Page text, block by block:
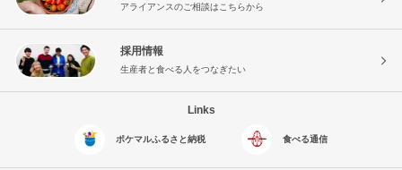
アライアンスのご相談はこちらから
採用情報
生産者と食べる人をつなぎたい
Links
ポケマルふるさと納税 食べる通信